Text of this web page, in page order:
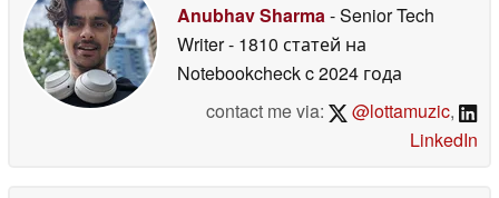
Anubhav Sharma- Senior Tech
Writer- 1810 статей на
Notebookcheckc 2024 года
contact me via:
@lottamuzic,
LinkedIn